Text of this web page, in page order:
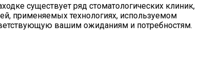
существует ряд стоматологических клиник,
применяемых технологиях, используемом
вашим ожиданиям и потребностям.